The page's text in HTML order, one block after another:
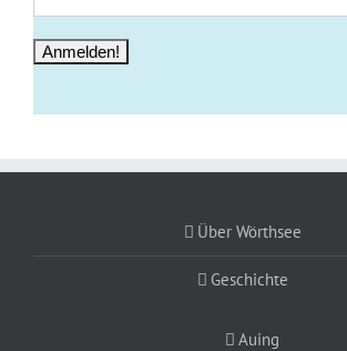
Über Wörthsee
Geschichte
Auing